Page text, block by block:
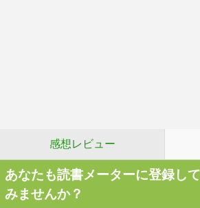
感想レビュー
あなたも読書メーターに登録し
みませんか？